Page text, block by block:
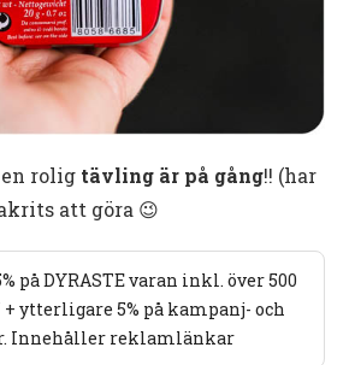
rolig tävling är på gång!! (har
att göra 😉
på DYRASTE varan inkl. över 500
+ ytterligare 5% på kampanj- och
Innehåller reklamlänkar